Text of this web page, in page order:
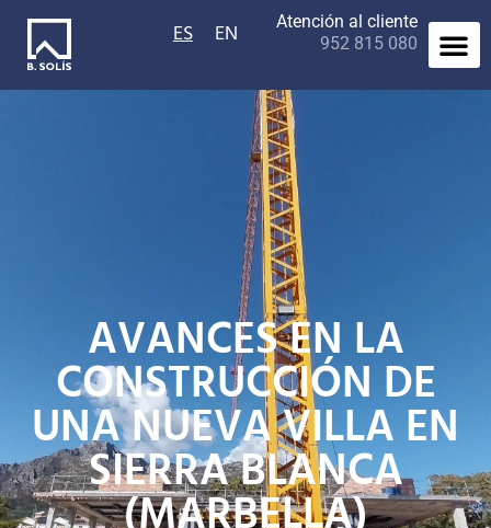
ES EN
Atención al cliente
952 815 080
AVANCES EN LA
CONSTRUCCIÓN DE
UNA NUEVA VILLA EN
SIERRA BLANCA